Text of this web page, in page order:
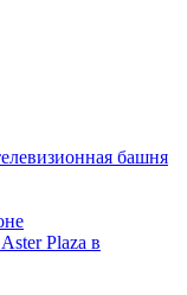
башня
Plaza в